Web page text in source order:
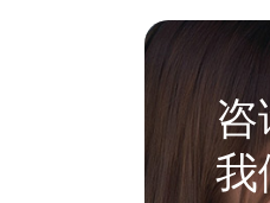
咨
我